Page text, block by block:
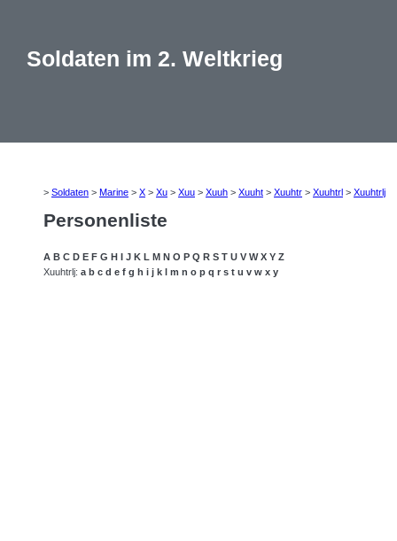
Soldaten im 2. Weltkrieg
> Soldaten > Marine > X > Xu > Xuu > Xuuh > Xuuht > Xuuhtr > Xuuhtrl > Xuuhtrlj
Personenliste
A B C D E F G H I J K L M N O P Q R S T U V W X Y Z
Xuuhtrlj: a b c d e f g h i j k l m n o p q r s t u v w x y